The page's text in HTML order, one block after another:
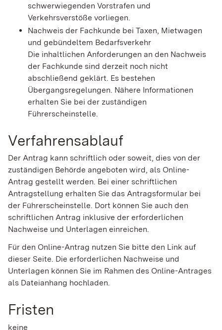
schwerwiegenden Vorstrafen und
Verkehrsverstöße vorliegen.
Nachweis der Fachkunde bei Taxen, Mietwagen
und gebündeltem Bedarfsverkehr
Die inhaltlichen Anforderungen an den Nachweis
der Fachkunde sind derzeit noch nicht
abschließend geklärt. Es bestehen
Übergangsregelungen. Nähere Informationen
erhalten Sie bei der zuständigen
Führerscheinstelle.
Verfahrensablauf
Der Antrag kann schriftlich oder soweit, dies von der
zuständigen Behörde angeboten wird, als Online-
Antrag gestellt werden. Bei einer schriftlichen
Antragstellung erhalten Sie das Antragsformular bei
der Führerscheinstelle. Dort können Sie auch den
schriftlichen Antrag inklusive der erforderlichen
Nachweise und Unterlagen einreichen.
Für den Online-Antrag nutzen Sie bitte den Link auf
dieser Seite. Die erforderlichen Nachweise und
Unterlagen können Sie im Rahmen des Online-Antrages
als Dateianhang hochladen.
Fristen
keine